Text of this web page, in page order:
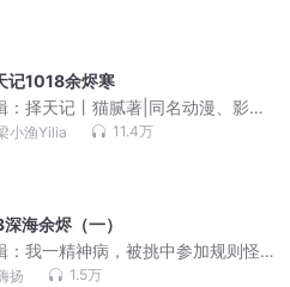
记1018余烬寒
：择天记丨猫腻著|同名动漫、影视
著|梁小渔制作多人有声剧
小渔Yilia 11.4万
海余烬（一）
：我一精神病，被挑中参加规则怪
悬疑爆笑 | 嗨扬演播 | 多人有声剧
扬 1.5万